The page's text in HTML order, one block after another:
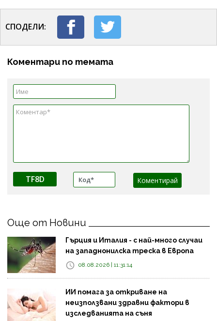
СПОДЕЛИ:
Коментари по темата
TF8D
Още от Новини
Гърция и Италия - с най-много случаи
на западнонилска треска в Европа
08.08.2026 | 11:31:14
ИИ помага за откриване на
неизползвани здравни фактори в
изследванията на съня